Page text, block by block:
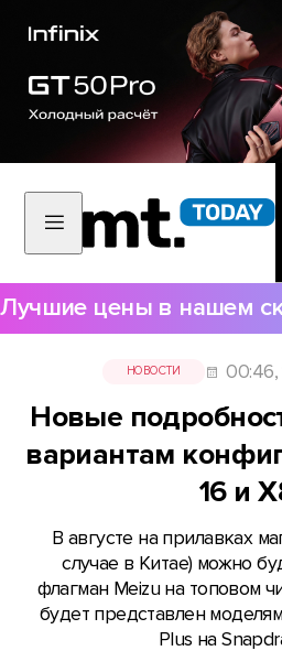
Лучшие цены в нашем
НОВОСТИ 00:46,
Новые
вариантам
16 и
В августе на прилавках
случае в Китае) можно
флагман Meizu на топовом
будет представлен
Plus на